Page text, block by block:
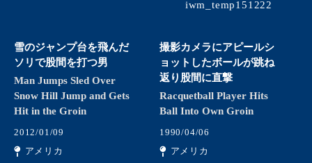
雪のジャンプ台を飛んだ
ソリで股間を打つ男
Man Jumps Sled Over
Snow Hill Jump and Gets
Hit in the Groin
2012/01/09
アメリカ
撮影カメラにアピールシ
ョットしたボールが跳ね
返り股間に直撃
Racquetball Player Hits
Ball Into Own Groin
1990/04/06
アメリカ